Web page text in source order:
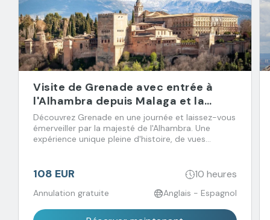
Visite de Grenade avec entrée à
l'Alhambra depuis Malaga et la
Costa del Sol
Découvrez Grenade en une journée et laissez-vous
émerveiller par la majesté de l'Alhambra. Une
expérience unique pleine d'histoire, de vues
108 EUR 10 heures
Annulation gratuite Anglais - Espagnol